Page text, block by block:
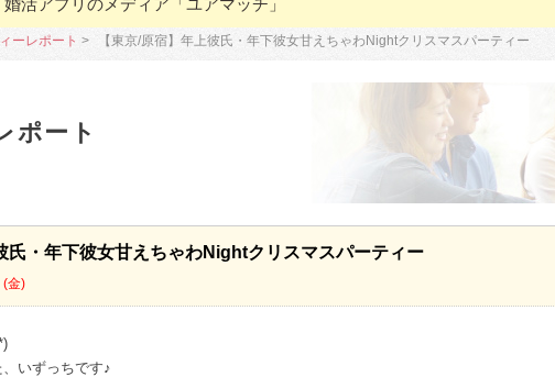
活アプリのメディア「ユアマッチ」
ーレポート 【東京/原宿】年上彼氏・年下彼女甘えちゃわNightクリスマスパーティー
ポート
氏・年下彼女甘えちゃわNightクリスマスパーティー
(金)
いずっちです♪